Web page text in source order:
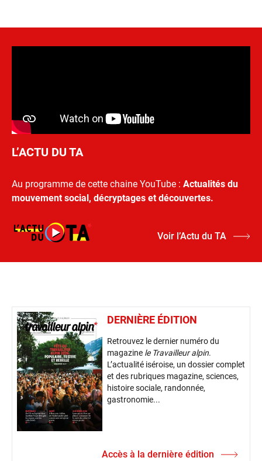
L’ACTU DU TA
Au programme de cette chaine YouTube : Actualités du
mouvement social, décryptages et découvertes.
Voir l’Actu du TA
DERNIÈRE ÉDITION
Retrouvez le dernier numéro du
magazine le Travailleur alpin.
L’actualité iséroise, un dossier complet
et des rubriques magazine, sciences,
histoire sociale, randonnée,
gastronomie...
Accès à la dernière édition